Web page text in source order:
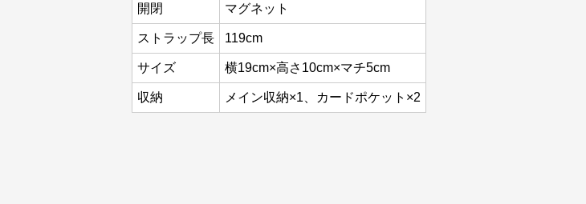
開閉 マグネット
ストラップ長 119cm
サイズ 横19cm×高さ10cm×マチ5cm
収納 メイン収納×1、カードポケット×2